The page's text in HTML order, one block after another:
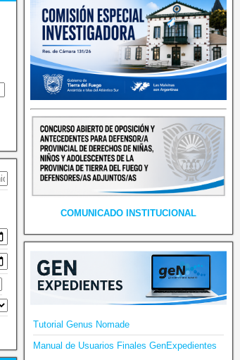
COMUNICADO INSTITUCIONAL
Tutorial Genus Nomade
Manual de Usuarios Finales GenExpedientes